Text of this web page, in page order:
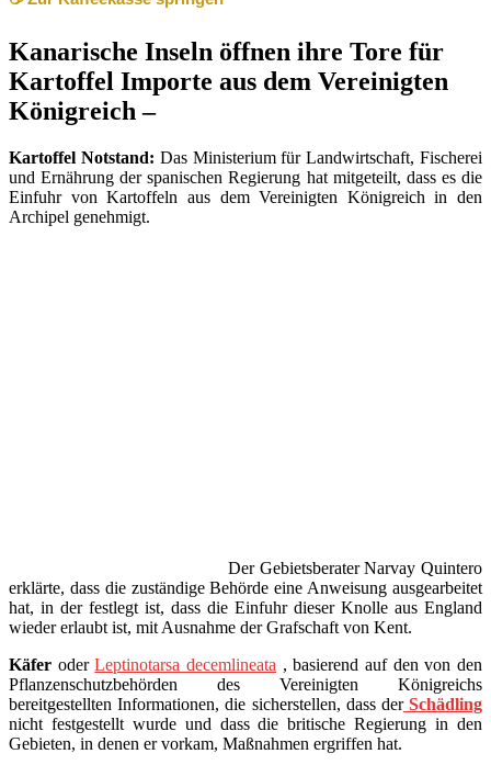
Kanarische Inseln öffnen ihre Tore für
Kartoffel Importe aus dem Vereinigten
Königreich –
Kartoffel Notstand: Das Ministerium für Landwirtschaft, Fischerei
und Ernährung der spanischen Regierung hat mitgeteilt, dass es die
Einfuhr von Kartoffeln aus dem Vereinigten Königreich in den
Archipel genehmigt.
Der Gebietsberater Narvay Quintero
erklärte, dass die zuständige Behörde eine Anweisung ausgearbeitet
hat, in der festlegt ist, dass die Einfuhr dieser Knolle aus England
wieder erlaubt ist, mit Ausnahme der Grafschaft von Kent.
Käfer oderLeptinotarsa ​​​​decemlineata , basierend auf den von den
Pflanzenschutzbehörden des Vereinigten Königreichs
bereitgestellten Informationen, die sicherstellen, dass derSchädling
nicht festgestellt wurde und dass die britische Regierung in den
Gebieten, in denen er vorkam, Maßnahmen ergriffen hat.